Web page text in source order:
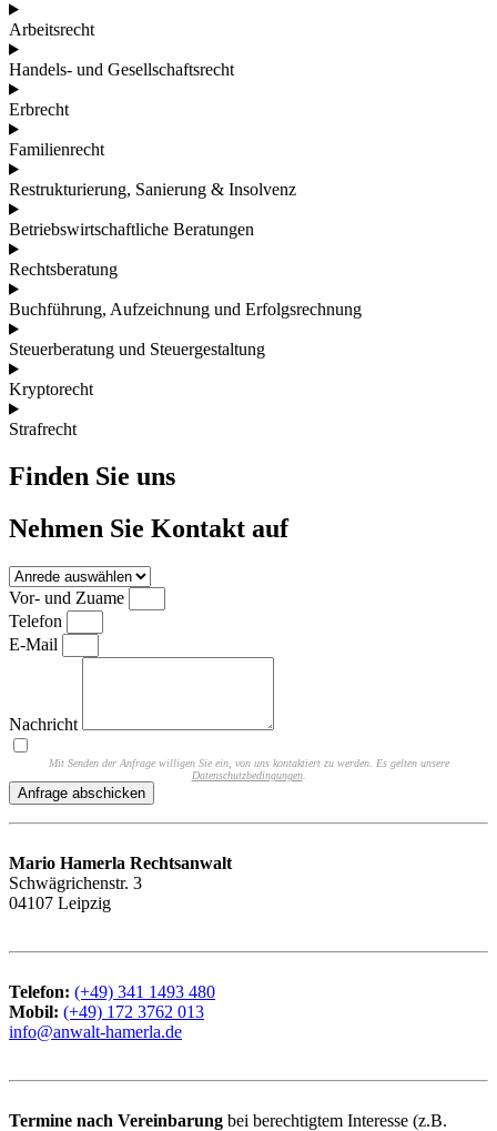
Arbeitsrecht
Handels- und Gesellschaftsrecht
Erbrecht
Familienrecht
Restrukturierung, Sanierung & Insolvenz
Betriebswirtschaftliche Beratungen
Rechtsberatung
Buchführung, Aufzeichnung und Erfolgsrechnung
Steuerberatung und Steuergestaltung
Kryptorecht
Strafrecht
Finden Sie uns
Nehmen Sie Kontakt auf
Vor- und Zuame
Telefon
E-Mail
Nachricht
Mit Senden der Anfrage willigen Sie ein, von uns kontaktiert zu werden. Es gelten unsere
Datenschutzbedingungen.
Anfrage abschicken
Mario Hamerla Rechtsanwalt
Schwägrichenstr. 3
04107 Leipzig
Telefon: (+49) 341 1493 480
Mobil: (+49) 172 3762 013
info@anwalt-hamerla.de
Termine nach Vereinbarung bei berechtigtem Interesse (z.B.